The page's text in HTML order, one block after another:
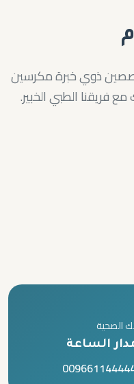
ذوي خبرة مكرسين
فريقنا الطبي الخبير.
الصحية
الساعة